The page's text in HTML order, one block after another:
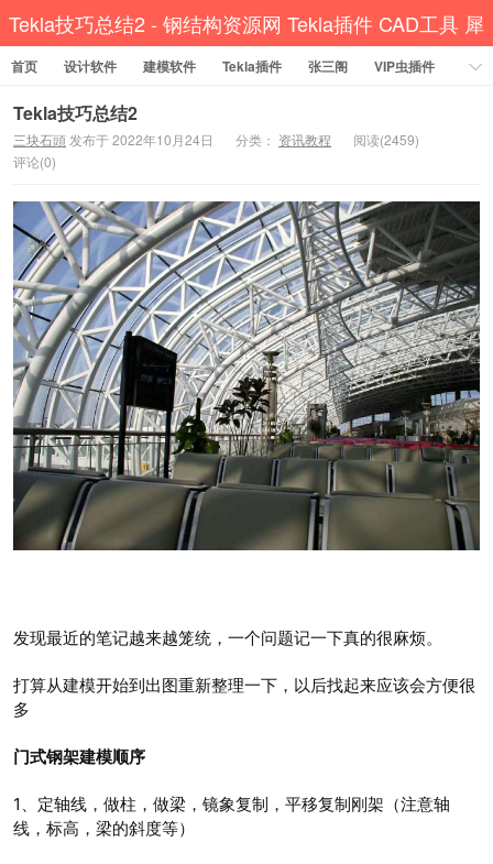
Tekla技巧总结2 - 钢结构资源网 Tekla插件 CAD工具 犀
牛GH汉化 套料
首页 设计软件 建模软件 Tekla插件 张三阁
VIP虫插件
CAD插件
定尺提料
资讯教程
工程模型 关于网站
Tekla技巧总结2
三块石頭 发布于 2022年10月24日 分类： 资讯教程
阅读(2459)
评论(0)
发现最近的笔记越来越笼统，一个问题记一下真的很麻烦。
打算从建模开始到出图重新整理一下，以后找起来应该会方便很
多
门式钢架建模顺序
1、定轴线，做柱，做梁，镜象复制，平移复制刚架（注意轴
线，标高，梁的斜度等）